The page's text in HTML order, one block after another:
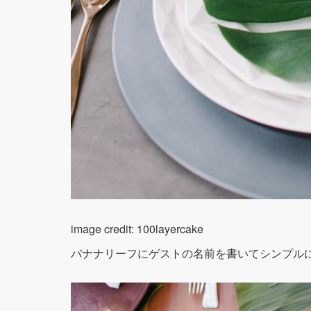
image credit: 100layercake
バナナリーフにゲストの名前を書いてシンプル